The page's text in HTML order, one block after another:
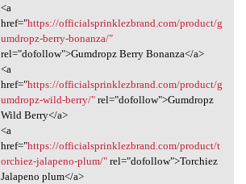
<a
href="https://officialsprinklezbrand.com/product/g
umdropz-berry-bonanza/"
rel="dofollow">Gumdropz Berry Bonanza</a>
<a
href="https://officialsprinklezbrand.com/product/g
umdropz-wild-berry/"rel="dofollow">Gumdropz
Wild Berry</a>
<a
href="https://officialsprinklezbrand.com/product/t
orchiez-jalapeno-plum/"rel="dofollow">Torchiez
Jalapeno plum</a>